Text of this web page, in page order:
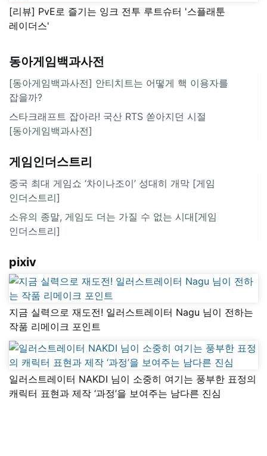
[리뷰] PvE로 즐기는 잉크 전투 루트슈터 '스플래툰
레이더스'
동아게임백과사전
[동아게임백과사전] 안티치트는 어떻게 핵 이용자를
잡을까?
스타크래프트 잡아라! 국산 RTS 쏟아지던 시절
[동아게임백과사전]
게임인더스트리
중국 최대 게임쇼 ‘차이나조이’ 성대히 개막 [게임
인더스트리]
소유의 종말, 게임도 더는 가질 수 없는 시대[게임
인더스트리]
pixiv
지금 실력으로 재도전! 일러스트레이터 Nagu 님이 전하는
작품 리메이크 포인트
일러스트레이터 NAKDI 님이 소중히 여기는 풍부한 표정의
캐릭터 표현과 제작 ‘과정’을 보여주는 남다른 진심